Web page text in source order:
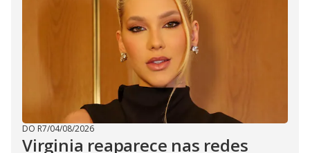
DO R7/04/08/2026
Virginia reaparece nas redes